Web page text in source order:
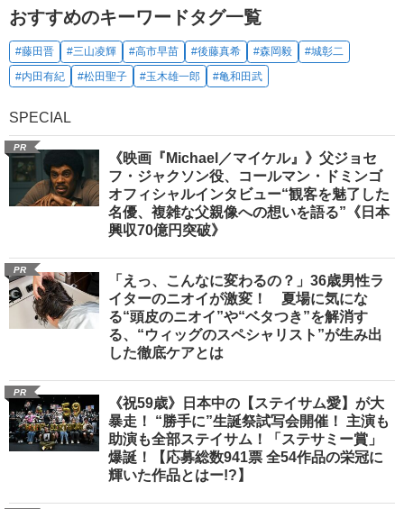
おすすめのキーワードタグ一覧
#藤田晋 #三山凌輝 #高市早苗 #後藤真希 #森岡毅
#城彰二
#内田有紀
#松田聖子 #玉木雄一郎 #亀和田武
SPECIAL
PR
《映画『Michael／マイケル』》父ジョセ
フ・ジャクソン役、コールマン・ドミンゴ
オフィシャルインタビュー“観客を魅了した
名優、複雑な父親像への想いを語る”《日本
興収70億円突破》
PR
「えっ、こんなに変わるの？」36歳男性ラ
イターのニオイが激変！ 夏場に気にな
る“頭皮のニオイ”や“ベタつき”を解消す
る、“ウィッグのスペシャリスト”が生み出
した徹底ケアとは
PR
《祝59歳》日本中の【ステイサム愛】が大
暴走！ “勝手に”生誕祭試写会開催！ 主演も
助演も全部ステイサム！「ステサミー賞」
爆誕！【応募総数941票 全54作品の栄冠に
輝いた作品とはー!?】